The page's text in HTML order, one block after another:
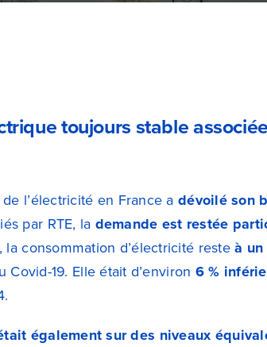
toujours stable
l’électricité en France a dévoilé son
par RTE, la demande est restée
la consommation d’électricité resteà
19. Elle était d’environ 6 %
également sur des niveaux